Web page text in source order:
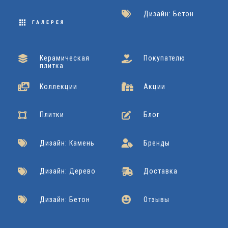
ГАЛЕРЕЯ
Дизайн: Бетон
Керамическая
плитка
Коллекции
Плитки
Дизайн: Камень
Дизайн: Дерево
Дизайн: Бетон
Покупателю
Акции
Блог
Бренды
Доставка
Отзывы